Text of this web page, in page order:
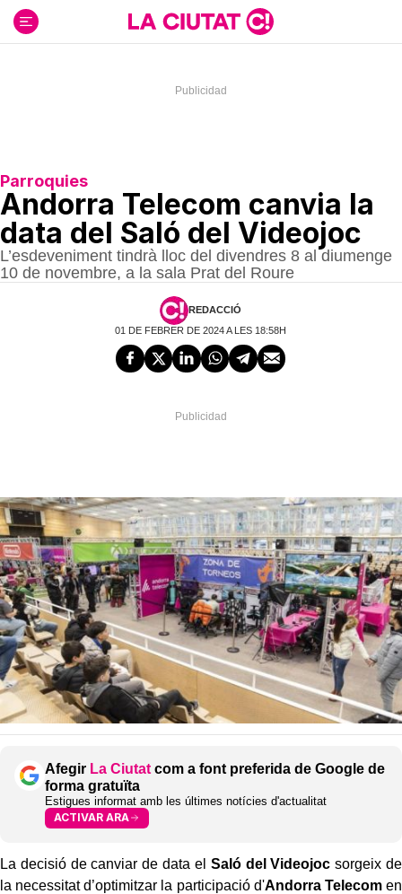
contenido
Parroquies
Andorra Telecom canvia la
data del Saló del Videojoc
L’esdeveniment tindrà lloc del divendres 8 al diumenge
10 de novembre, a la sala Prat del Roure
REDACCIÓ
01 DE FEBRER DE 2024 A LES 18:58H
Afegir La Ciutat com a font preferida de Google de
forma gratuïta
Estigues informat amb les últimes notícies d'actualitat
ACTIVAR ARA
La decisió de canviar de data el Saló del Videojoc sorgeix de
la necessitat d’optimitzar la participació d'Andorra Telecomen